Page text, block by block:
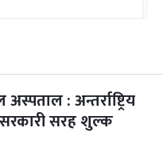
२ महिना बाँकी
: अन्तर्राष्ट्रिय
सरह शुल्क